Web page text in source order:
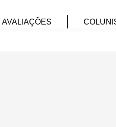
AVALIAÇÕES